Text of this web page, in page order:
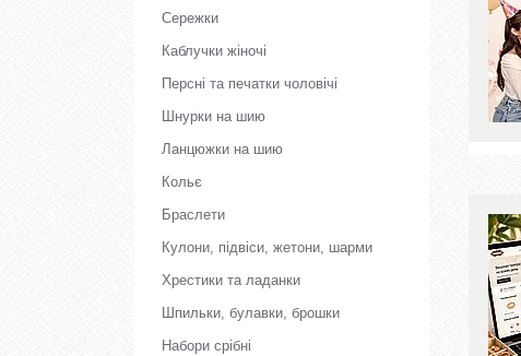
Сережки
Каблучки жіночі
Персні та печатки чоловічі
Шнурки на шию
Ланцюжки на шию
Кольє
Браслети
Кулони, підвіси, жетони, шарми
Хрестики та ладанки
Шпильки, булавки, брошки
Набори срібні